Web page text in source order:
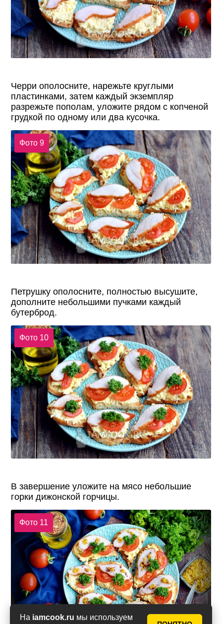
На iamcook.ru мы используем
Черри ополосните, нарежьте круглыми
пластинками, затем каждый экземпляр
разрежьте пополам, уложите рядом с копченой
грудкой по одному или два кусочка.
Фото 9
Петрушку ополосните, полностью высушите,
дополните небольшими пучками каждый
бутерброд.
Фото 10
В завершение уложите на мясо небольшие
горки дижонской горчицы.
Фото 11